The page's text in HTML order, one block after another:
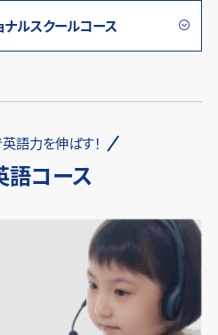
ナルスクールコース
語力を伸ばす！
語コース